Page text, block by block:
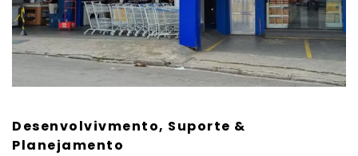
Desenvolvivmento, Suporte &
Planejamento